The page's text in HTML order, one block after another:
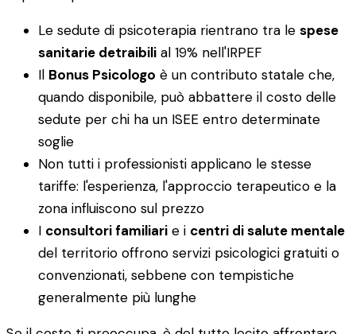
Le sedute di psicoterapia rientrano tra le spese
sanitarie detraibili al 19% nell'IRPEF
Il Bonus Psicologo è un contributo statale che,
quando disponibile, può abbattere il costo delle
sedute per chi ha un ISEE entro determinate
soglie
Non tutti i professionisti applicano le stesse
tariffe: l'esperienza, l'approccio terapeutico e la
zona influiscono sul prezzo
I consultori familiari e i centri di salute mentale
del territorio offrono servizi psicologici gratuiti o
convenzionati, sebbene con tempistiche
generalmente più lunghe